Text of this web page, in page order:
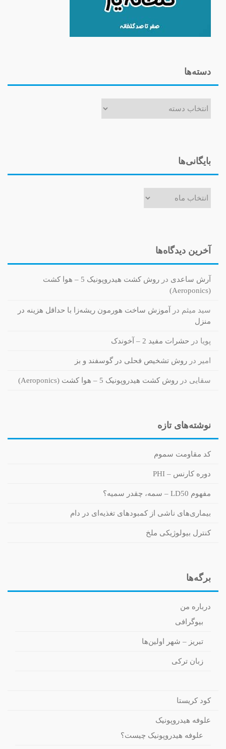
دسته‌ها
بایگانی‌ها
آخرین دیدگاه‌ها
آرش ساعدی در
روش کشت هیدروپونیک 5 – هوا کشت
(Aeroponics)
سید میثم در
آموزش ساخت هورمون ریشه‌زا با حداقل هزینه در
منزل
پویا در حشرات مفید 2 – آخوندک
امیر در روش تشخیص فحلی در گوسفند و بز
سقایی در روش کشت هیدروپونیک 5 – هوا کشت (Aeroponics)
نوشته‌های تازه
کد مقاومت سموم
دوره کارنس – PHI
مفهوم LD50 – سمه، چقدر سمیه؟
بیماری‌های ناشی از کمبودهای تغذیه‌ای در دام
کنترل بیولوژیکی ملخ
برگه‌ها
درباره من
بیوگرافی
تبریز – شهر اولین‌ها
زبان ترکی
کود کریستا
علوفه هیدروپونیک
علوفه هیدروپونیک چیست؟